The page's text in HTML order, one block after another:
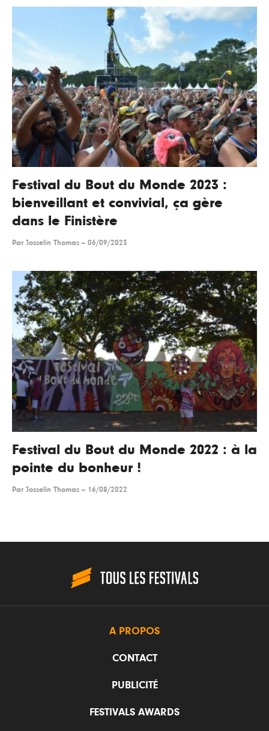
Festival du Bout du Monde 2023 :
bienveillant et convivial, ça gère
dans le Finistère
Par Josselin Thomas -- 06/09/2023
Festival du Bout du Monde 2022 : à la
pointe du bonheur !
Par Josselin Thomas -- 16/08/2022
A PROPOS
CONTACT
PUBLICITÉ
FESTIVALS AWARDS